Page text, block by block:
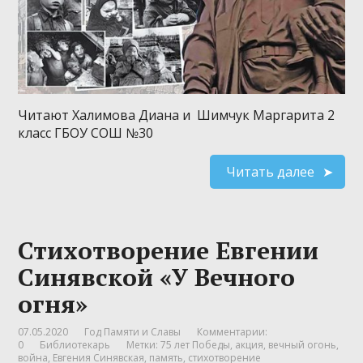
Читают Халимова Диана и Шимчук Маргарита 2
класс ГБОУ СОШ №30
Читать далее
Стихотворение Евгении
Синявской «У Вечного
огня»
07.05.2020 Год Памяти и Славы
Комментарии:
0
Библиотекарь Метки:75 лет Победы, акция, вечный огонь,
война, Евгения Синявская, память, стихотворение